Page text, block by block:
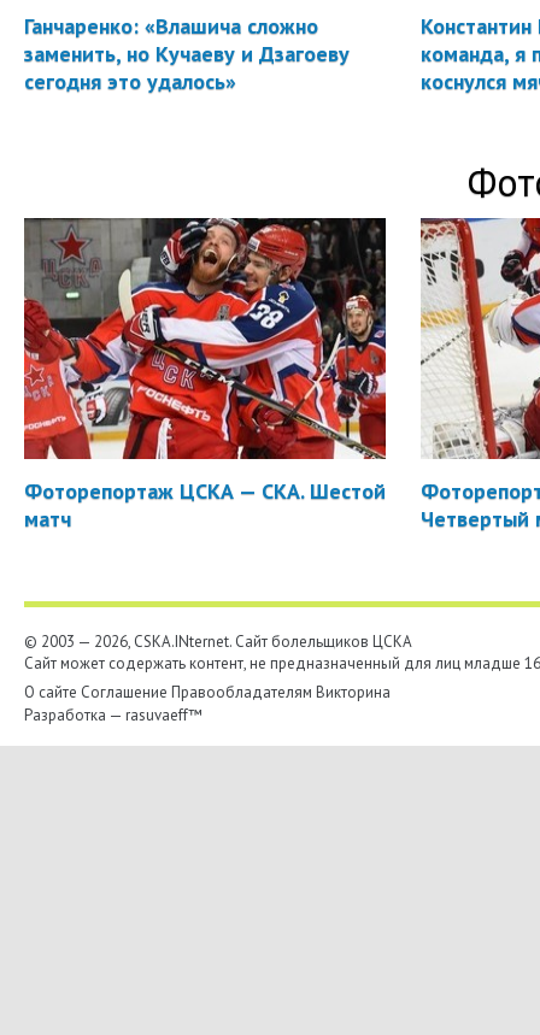
Ганчаренко: «Влашича сложно
заменить, но Кучаеву и Дзагоеву
сегодня это удалось»
Константин
команда, я
коснулся
Фоторепортаж ЦСКА — СКА. Шестой
матч
Четвертый
© 2003 — 2026, CSKA.INternet. Cайт болельщиков ЦСКА
Сайт может содержать контент, не предназначенный для лиц младше
О сайте Соглашение Правообладателям Викторина
Разработка — rasuvaeff™